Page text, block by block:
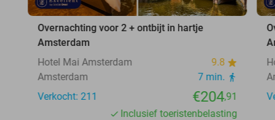
Overnachting voor 2 + ontbijt in hartje
Amsterdam
Hotel Mai Amsterdam
9.8
Amsterdam
7 min.
Verkocht: 211
€204,91
Inclusief toeristenbelasting